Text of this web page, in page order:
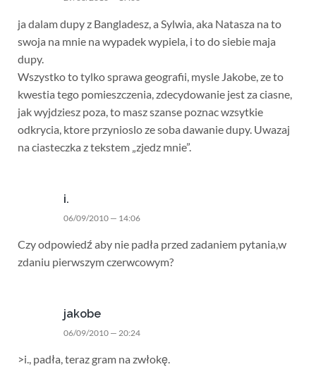
ja dalam dupy z Bangladesz, a Sylwia, aka Natasza na to
swoja na mnie na wypadek wypiela, i to do siebie maja
dupy.
Wszystko to tylko sprawa geografii, mysle Jakobe, ze to
kwestia tego pomieszczenia, zdecydowanie jest za ciasne,
jak wyjdziesz poza, to masz szanse poznac wzsytkie
odkrycia, ktore przynioslo ze soba dawanie dupy. Uwazaj
na ciasteczka z tekstem „zjedz mnie”.
i.
06/09/2010 — 14:06
Czy odpowiedź aby nie padła przed zadaniem pytania,w
zdaniu pierwszym czerwcowym?
jakobe
06/09/2010 — 20:24
>i., padła, teraz gram na zwłokę.